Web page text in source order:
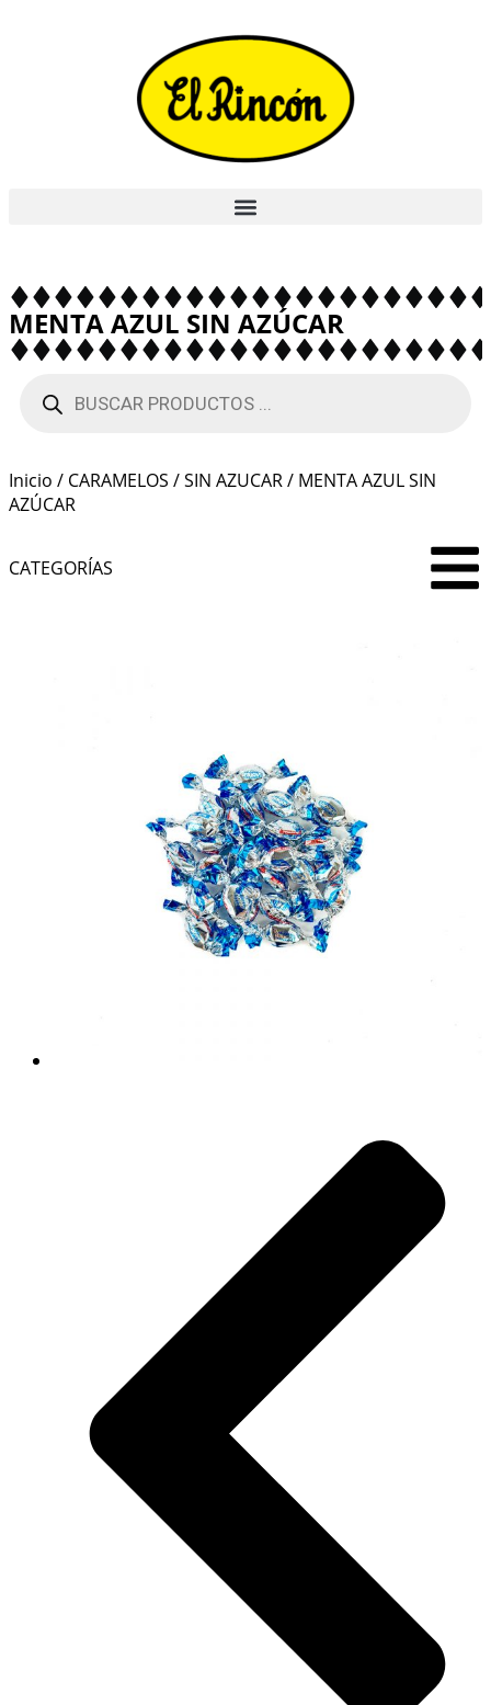
MENTA AZUL SIN AZÚCAR
Inicio / CARAMELOS /SIN AZUCAR/ MENTA AZUL SIN
AZÚCAR
CATEGORÍAS